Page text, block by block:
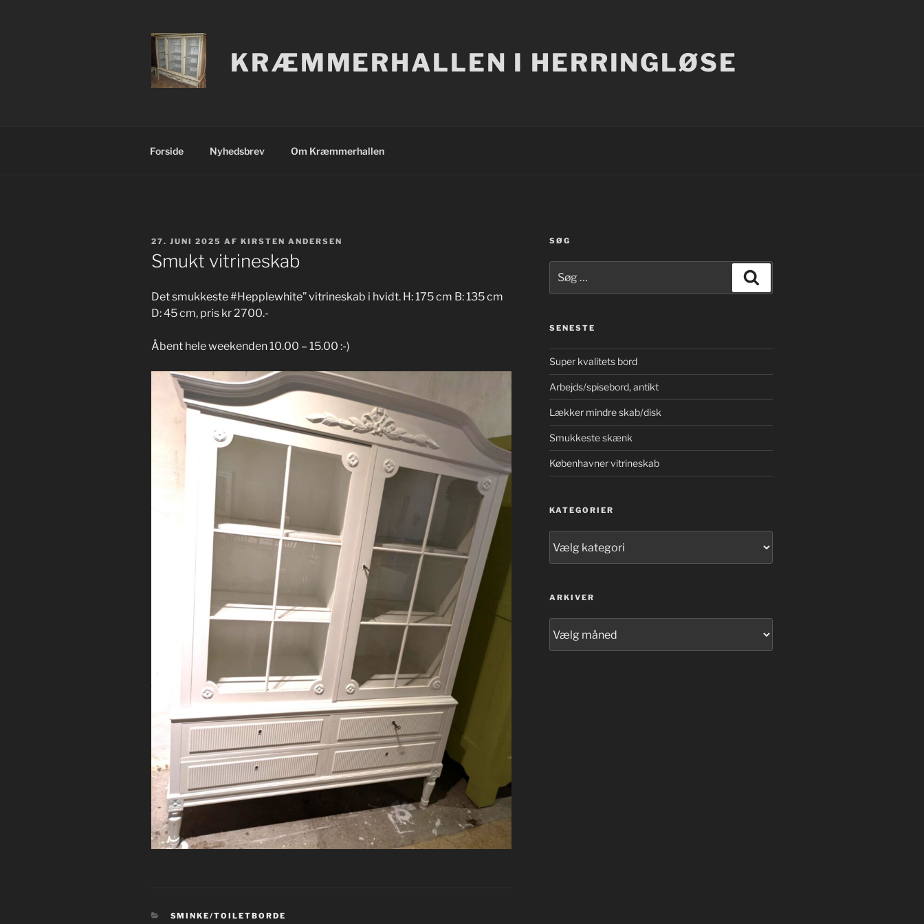
KRÆMMERHALLEN I HERRINGLØSE
Forside Nyhedsbrev Om Kræmmerhallen
UDGIVET
DEN
27. JUNI 2025 AF KIRSTEN ANDERSEN
Smukt vitrineskab
Det smukkeste #Hepplewhite” vitrineskab i hvidt. H: 175 cm B: 135 cm
D: 45 cm, pris kr 2700.-
Åbent hele weekenden 10.00 – 15.00 :-)
KATEGORIER
SMINKE/TOILETBORDE
SØG
efter:
SENESTE
Super kvalitets bord
Arbejds/spisebord, antikt
Lækker mindre skab/disk
Smukkeste skænk
Københavner vitrineskab
KATEGORIER
ARKIVER